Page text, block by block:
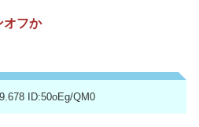
オフか
ID:50oEg/QM0